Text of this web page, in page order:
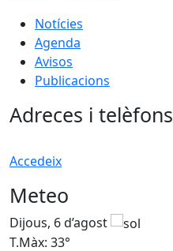
Notícies
Agenda
Avisos
Publicacions
Adreces i telèfons
Accedeix
Meteo
Dijous, 6 d’agost
T.Màx: 33°